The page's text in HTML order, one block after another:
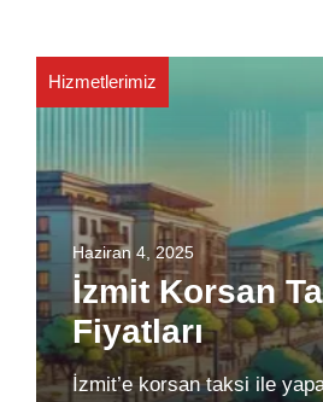
Hizmetlerimiz
Haziran 4, 2025
İzmit Korsan
Fiyatları
İzmit’e korsan taksi ile